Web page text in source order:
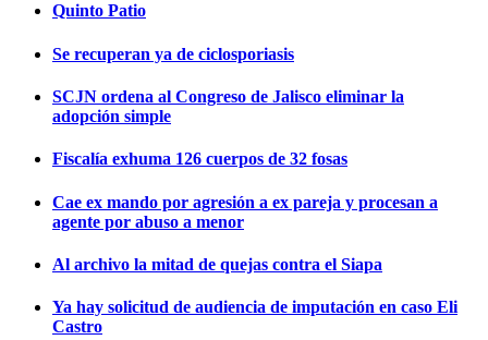
Quinto Patio
Se recuperan ya de ciclosporiasis
SCJN ordena al Congreso de Jalisco eliminar la
adopción simple
Fiscalía exhuma 126 cuerpos de 32 fosas
Cae ex mando por agresión a ex pareja y procesan a
agente por abuso a menor
Al archivo la mitad de quejas contra el Siapa
Ya hay solicitud de audiencia de imputación en caso Eli
Castro